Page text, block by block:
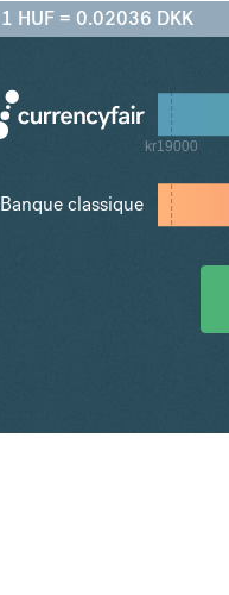
1 HUF = 0.02036 DKK
kr19000
Banque classique